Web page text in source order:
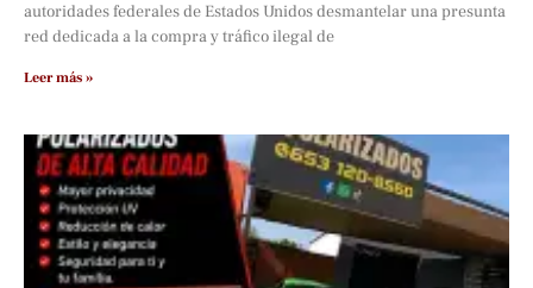
autoridades federales de Estados Unidos desmantelar una presunta
red dedicada a la compra y tráfico ilegal de
Leer más »